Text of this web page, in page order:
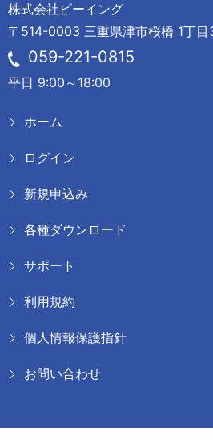
株式会社ビーイング
〒514-0003 三重県津市桜橋 1丁目
059-221-0815
平日 9:00～18:00
ホーム
ログイン
新規申込み
各種ダウンロード
サポート
利用規約
個人情報保護指針
お問い合わせ